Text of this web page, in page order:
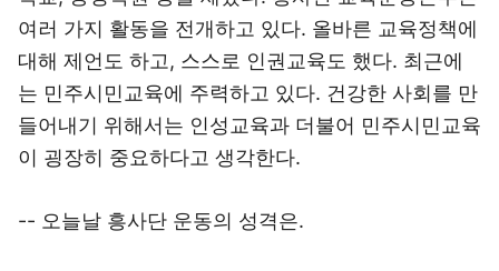
여러 가지 활동을 전개하고 있다. 올바른 교육정책에
대해 제언도 하고, 스스로 인권교육도 했다. 최근에
는 민주시민교육에 주력하고 있다. 건강한 사회를 만
들어내기 위해서는 인성교육과 더불어 민주시민교육
이 굉장히 중요하다고 생각한다.
-- 오늘날 흥사단 운동의 성격은.